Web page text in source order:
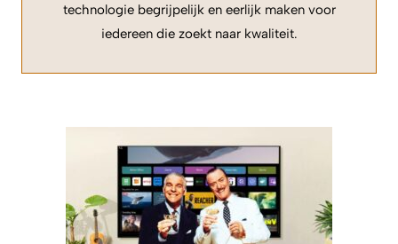
technologie begrijpelijk en eerlijk maken voor
iedereen die zoekt naar kwaliteit.